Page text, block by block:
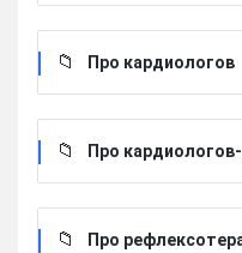
Про кардиологов
Про
Про